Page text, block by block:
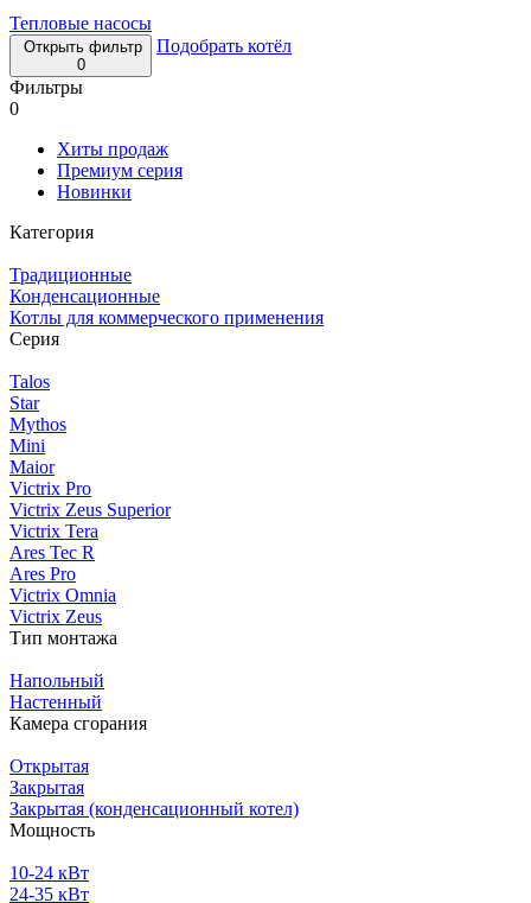
Тепловые насосы
Открыть фильтр
0
Подобрать котёл
Фильтры
0
Хиты продаж
Премиум серия
Новинки
Категория
Традиционные
Конденсационные
Котлы для коммерческого применения
Серия
Talos
Star
Mythos
Mini
Maior
Victrix Pro
Victrix Zeus Superior
Victrix Tera
Ares Tec R
Ares Pro
Victrix Omnia
Victrix Zeus
Тип монтажа
Напольный
Настенный
Камера сгорания
Открытая
Закрытая
Закрытая (конденсационный котел)
Мощность
10-24 кВт
24-35 кВт